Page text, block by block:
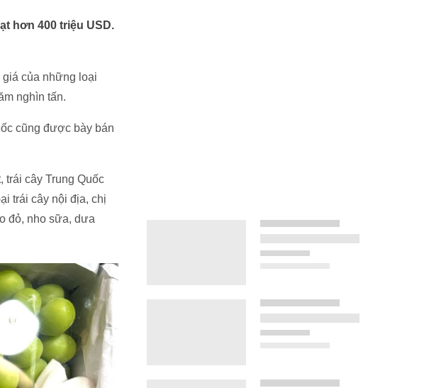
hơn 400 triệu USD.
giá của những loại
nghìn tấn.
cũng được bày bán
trái cây Trung Quốc
trái cây nội địa, chị
đỏ, nho sữa, dưa